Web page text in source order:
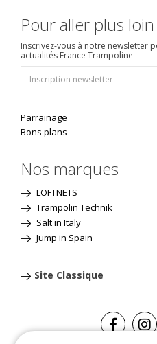
Pour aller plus loin
Inscrivez-vous à notre newsletter
actualités France Trampoline
Parrainage
Bons plans
Nos marques
LOFTNETS
Trampolin Technik
Salt'in Italy
Jump'in Spain
Site Classique